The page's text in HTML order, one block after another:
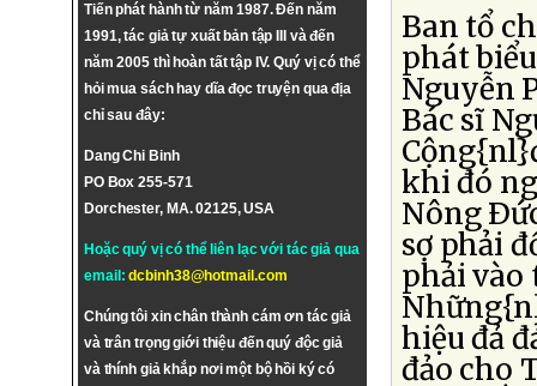
Tiến phát hành từ năm 1987. Đến năm
1991, tác giả tự xuất bản tập III và đến
năm 2005 thì hoàn tất tập IV. Quý vị có thể
hỏi mua sách hay dĩa đọc truyện qua địa
chỉ sau đây:
Dang Chi Binh
PO Box 255-571
Dorchester, MA. 02125, USA
Hoặc quý vị có thể liên lạc với tác giả qua
email:dcbinh38@hotmail.com
Chúng tôi xin chân thành cám ơn tác giả
và trân trọng giới thiệu đến quý độc giả
và thính giả khắp nơi một bộ hồi ký có
Ban tổ
phát
Nguyễn
Bác sĩ
khi đó
Nông
sợ phải
phải vào
hiệu đả
đảo cho